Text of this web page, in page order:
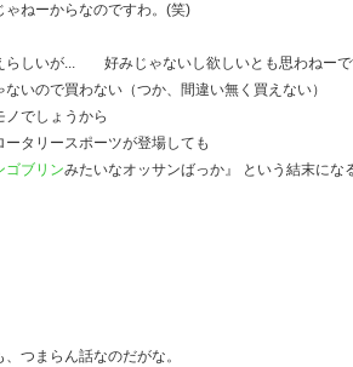
ねーからなのですわ。(笑)
らしいが... 好みじゃないし欲しいとも思わねー
いので買わない（つか、間違い無く買えない）
でしょうから
タリースポーツが登場しても
ゴブリンみたいなオッサンばっか』 という結末にな
つまらん話なのだがな。